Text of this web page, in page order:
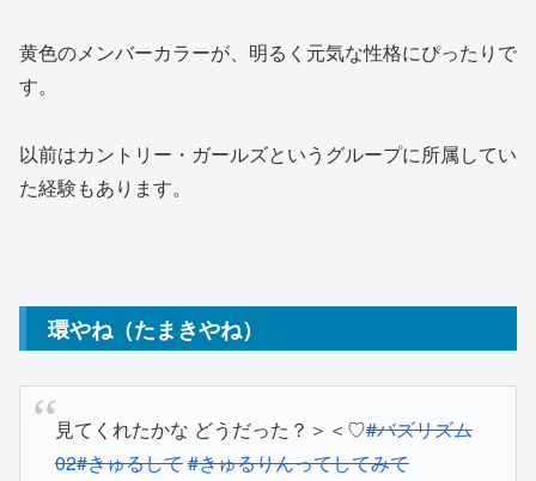
黄色のメンバーカラーが、明るく元気な性格にぴったりで
す。
以前はカントリー・ガールズというグループに所属してい
た経験もあります。
環やね（たまきやね）
見てくれたかな どうだった？＞＜♡#バズリズム
02#きゅるして#きゅるりんってしてみて